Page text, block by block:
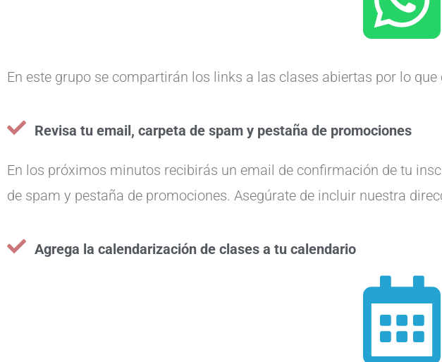
En este grupo se compartirán los links a las clases abiertas por lo
Revisa tu email, carpeta de spam y pestaña de promociones
En los próximos minutos recibirás un email de confirmación de tu
de spam y pestaña de promociones. Asegúrate de incluir nuestra
Agrega la calendarización de clases a tu calendario